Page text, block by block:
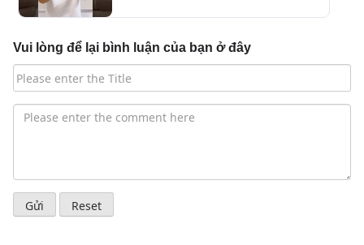
Vui lòng để lại bình luận của bạn ở đây